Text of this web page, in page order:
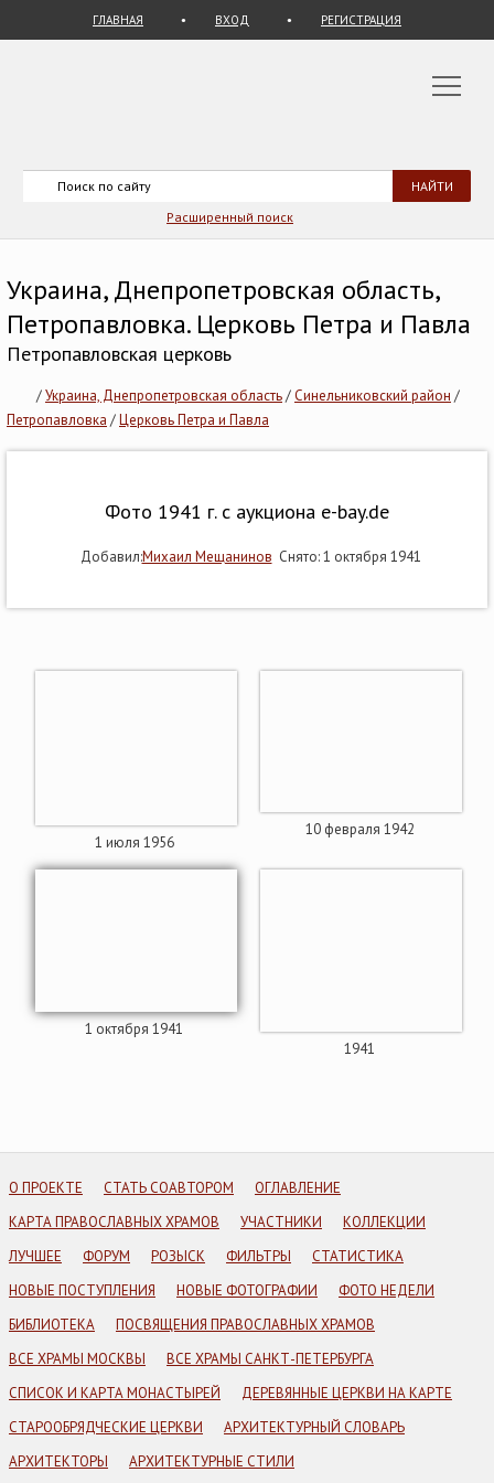
ГЛАВНАЯ ВХОД РЕГИСТРАЦИЯ
Расширенный поиск
Украина, Днепропетровская область,
Петропавловка. Церковь Петра и Павла
Петропавловская церковь
/Украина, Днепропетровская область/Синельниковский район /
Петропавловка /Церковь Петра и Павла
Фото 1941 г. с аукциона e-bay.de
Добавил:Михаил Мещанинов Снято: 1 октября 1941
1 июля 1956
10 февраля 1942
1 октября 1941
1941
О ПРОЕКТЕ СТАТЬ СОАВТОРОМ
ОГЛАВЛЕНИЕ
КАРТА ПРАВОСЛАВНЫХ ХРАМОВ
УЧАСТНИКИ
КОЛЛЕКЦИИ
ЛУЧШЕЕ
ФОРУМ РОЗЫСК ФИЛЬТРЫ
СТАТИСТИКА
НОВЫЕ ПОСТУПЛЕНИЯ
НОВЫЕ ФОТОГРАФИИ
ФОТО НЕДЕЛИ
БИБЛИОТЕКА
ПОСВЯЩЕНИЯ ПРАВОСЛАВНЫХ ХРАМОВ
ВСЕ ХРАМЫ МОСКВЫ
ВСЕ ХРАМЫ САНКТ-ПЕТЕРБУРГА
СПИСОК И КАРТА МОНАСТЫРЕЙ
ДЕРЕВЯННЫЕ ЦЕРКВИ НА КАРТЕ
СТАРООБРЯДЧЕСКИЕ ЦЕРКВИ
АРХИТЕКТУРНЫЙ СЛОВАРЬ
АРХИТЕКТОРЫ
АРХИТЕКТУРНЫЕ СТИЛИ